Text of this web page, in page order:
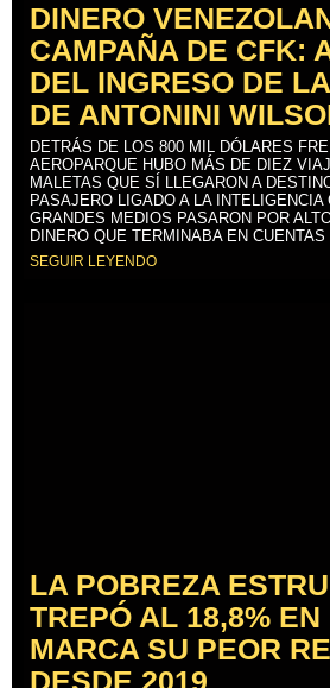
DINERO
CAMPAÑA DE CFK:
DEL INGRESO DE
DE ANTONINI
DETRÁS DE LOS 800 MIL DÓLARES
AEROPARQUE HUBO MÁS DE DIEZ
MALETAS QUE SÍ LLEGARON A
PASAJERO LIGADO A LA INTELIGENCIA
GRANDES MEDIOS PASARON POR
DINERO QUE TERMINABA EN
SEGUIR LEYENDO
LA POBREZA
TREPÓ AL 18,8%
MARCA SU PEOR
DESDE 2019